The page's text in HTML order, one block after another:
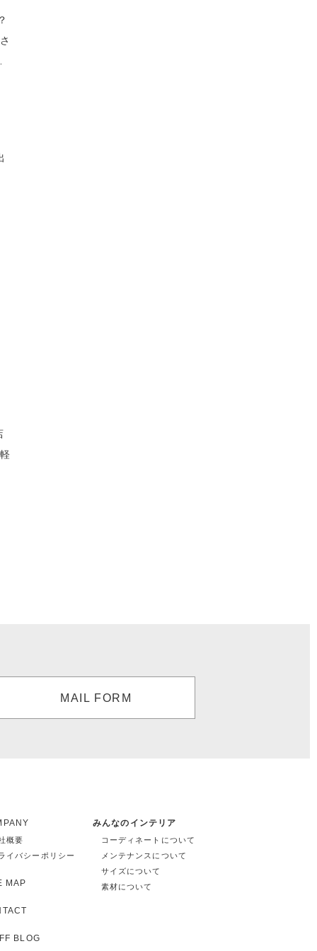
MAIL FORM
概要
イバシーポリシー
MAP
BLOG
みんなのインテリア
コーディネートについて
メンテナンスについて
サイズについて
素材について